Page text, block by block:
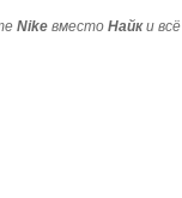
Nike вместо Найки всё